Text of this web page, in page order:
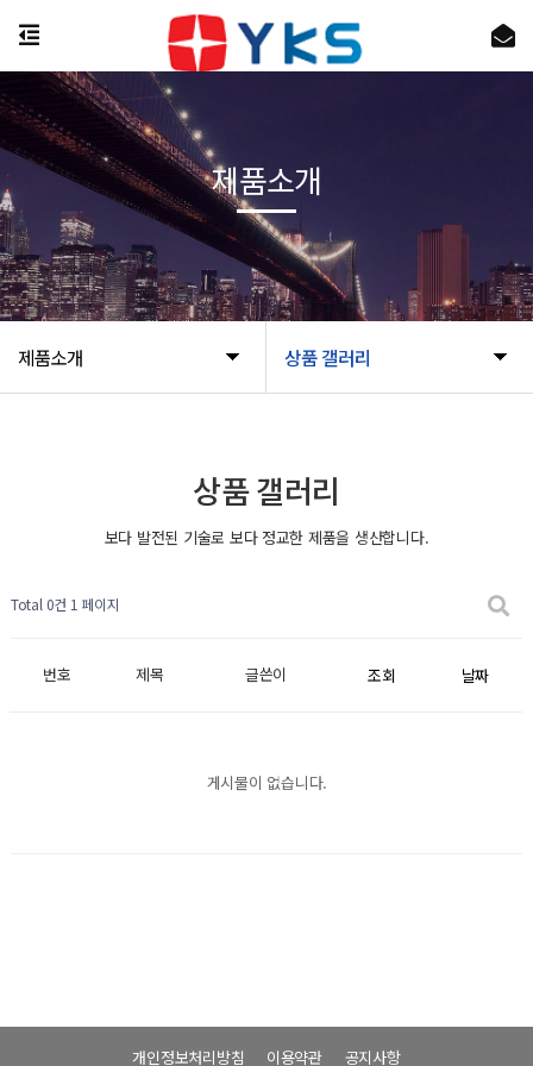
제품소개 상품 갤러리
제품소개
상품 갤러리
보다 발전된 기술로 보다 정교한 제품을 생산합니다.
Total 0건 1 페이지
번호 제목 글쓴이 조회 날짜
게시물이 없습니다.
개인정보처리방침 이용약관 공지사항